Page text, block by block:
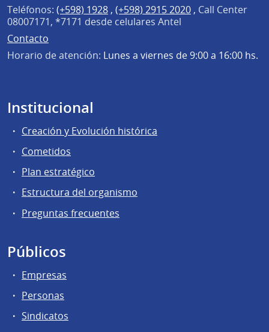
Teléfonos: (+598) 1928 , (+598) 2915 2020 , Call Center
08007171, *7171 desde celulares Antel
Contacto
Horario de atención: Lunes a viernes de 9:00 a 16:00 hs.
Institucional
Creación y Evolución histórica
Cometidos
Plan estratégico
Estructura del organismo
Preguntas frecuentes
Públicos
Empresas
Personas
Sindicatos